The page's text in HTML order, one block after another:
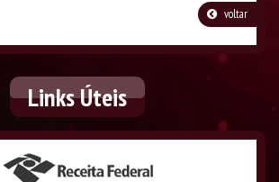
voltar
LinksÚteis